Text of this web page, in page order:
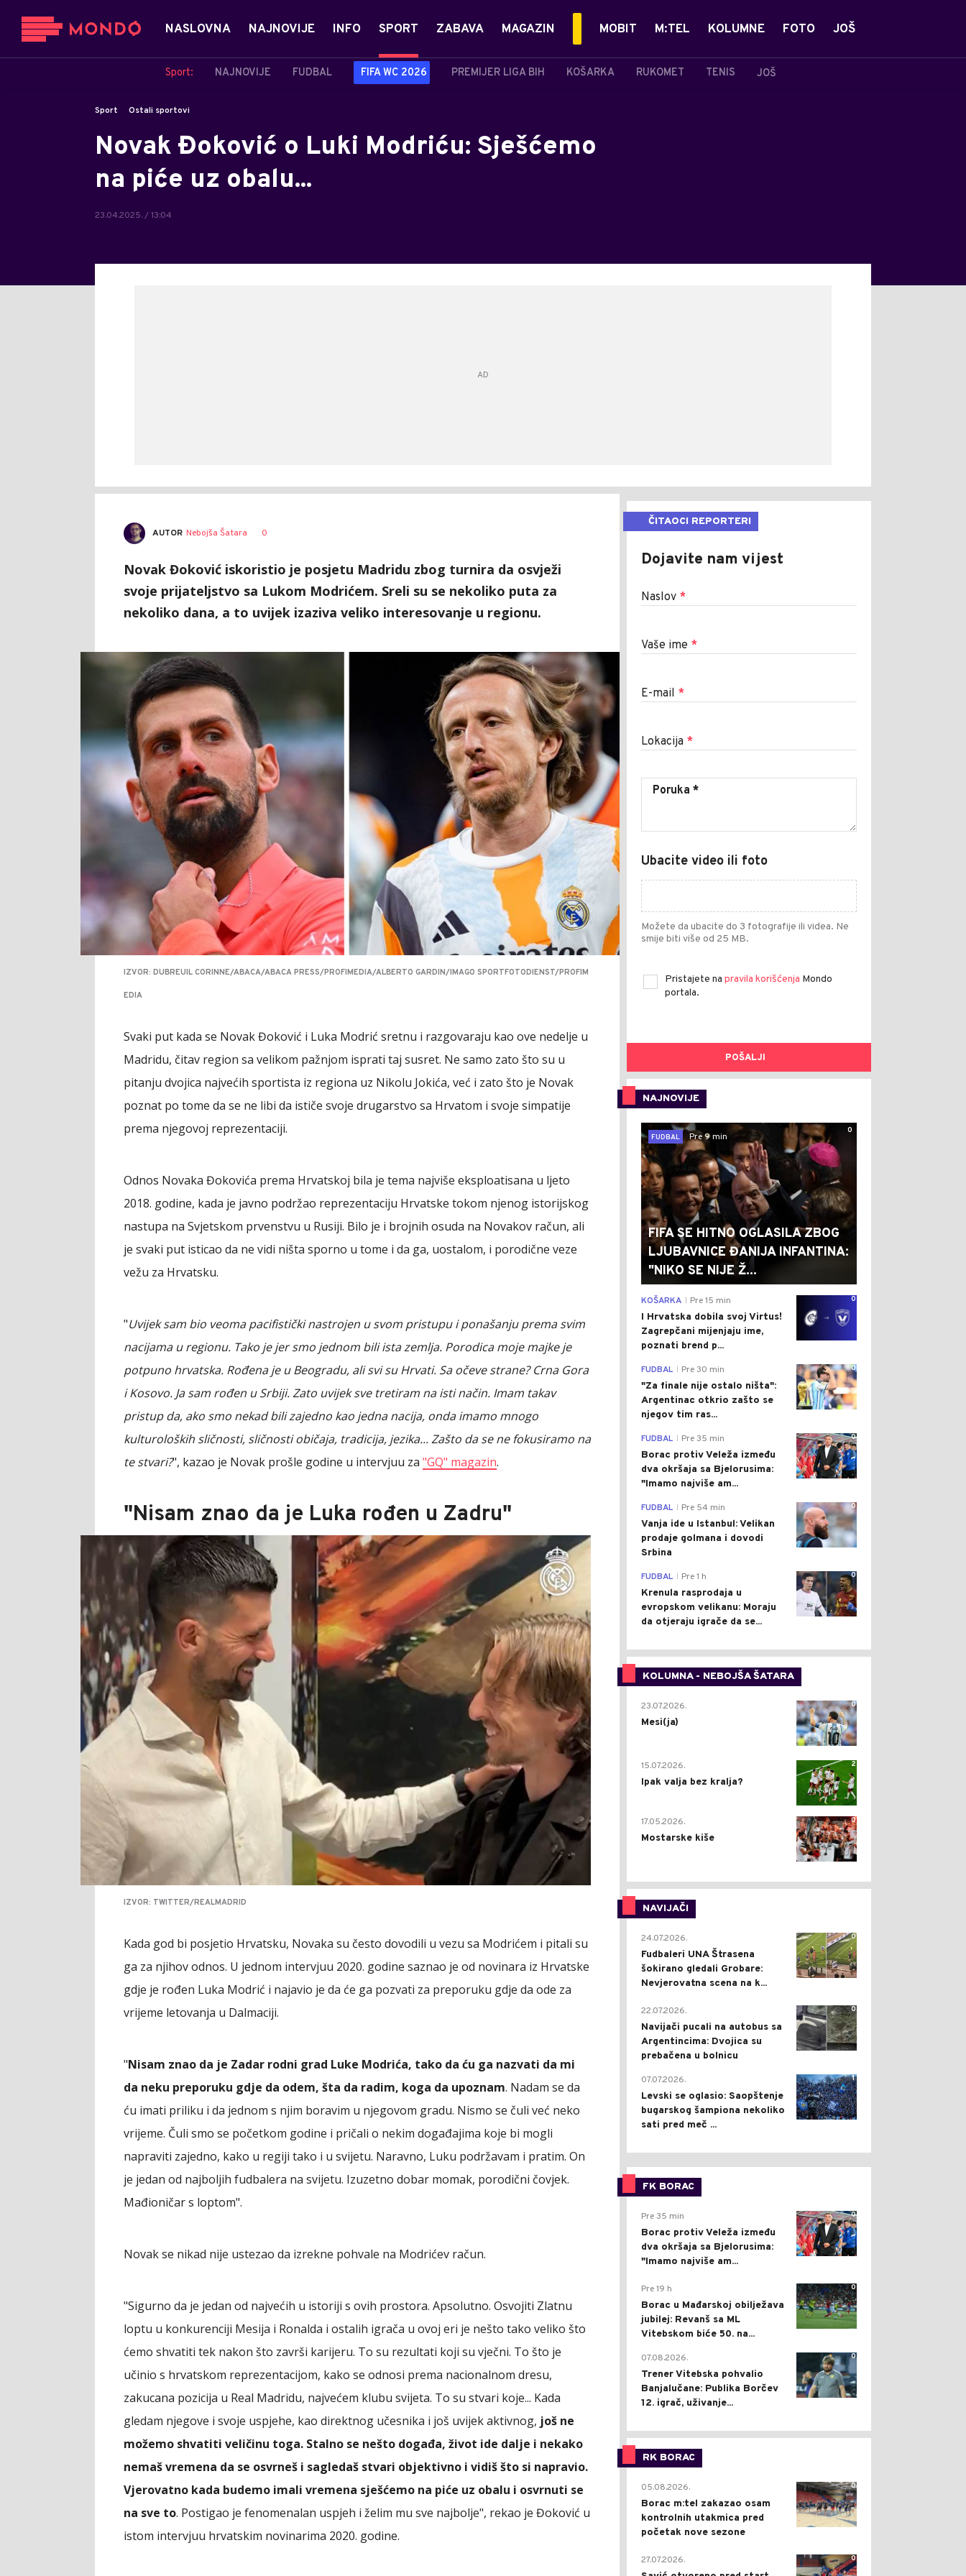
NASLOVNA NAJNOVIJE INFO SPORT
Sport: NAJNOVIJE FUDBAL FIFA WC 2026 PREMIJER LIGA BIH KOŠARKA RUKOMET TENIS JOŠ
ZABAVA MAGAZIN MOBIT M:TEL KOLUMNE FOTO JOŠ
Sport Ostali sportovi
Novak Đoković o Luki Modriću: Sješćemo
na piće uz obalu...
23.04.2025. / 13:04
AUTOR Nebojša Šatara 0
Novak Đoković iskoristio je posjetu Madridu zbog turnira da osvježi
svoje prijateljstvo sa Lukom Modrićem. Sreli su se nekoliko puta za
nekoliko dana, a to uvijek izaziva veliko interesovanje u regionu.
IZVOR: DUBREUIL CORINNE/ABACA/ABACA PRESS/PROFIMEDIA/ALBERTO GARDIN/IMAGO SPORTFOTODIENST/PROFIM
EDIA
Svaki put kada se Novak Đoković i Luka Modrić sretnu i razgovaraju kao ove nedelje u
Madridu, čitav region sa velikom pažnjom isprati taj susret. Ne samo zato što su u
pitanju dvojica najvećih sportista iz regiona uz Nikolu Jokića, već i zato što je Novak
poznat po tome da se ne libi da ističe svoje drugarstvo sa Hrvatom i svoje simpatije
prema njegovoj reprezentaciji.
Odnos Novaka Đokovića prema Hrvatskoj bila je tema najviše eksploatisana u ljeto
2018. godine, kada je javno podržao reprezentaciju Hrvatske tokom njenog istorijskog
nastupa na Svjetskom prvenstvu u Rusiji. Bilo je i brojnih osuda na Novakov račun, ali
je svaki put isticao da ne vidi ništa sporno u tome i da ga, uostalom, i porodične veze
vežu za Hrvatsku.
"Uvijek sam bio veoma pacifistički nastrojen u svom pristupu i ponašanju prema svim
nacijama u regionu. Tako je jer smo jednom bili ista zemlja. Porodica moje majke je
potpuno hrvatska. Rođena je u Beogradu, ali svi su Hrvati. Sa očeve strane? Crna Gora
i Kosovo. Ja sam rođen u Srbiji. Zato uvijek sve tretiram na isti način. Imam takav
pristup da, ako smo nekad bili zajedno kao jedna nacija, onda imamo mnogo
kulturoloških sličnosti, sličnosti običaja, tradicija, jezika... Zašto da se ne fokusiramo na
te stvari?", kazao je Novak prošle godine u intervjuu za "GQ" magazin.
"Nisam znao da je Luka rođen u Zadru"
IZVOR: TWITTER/REALMADRID
Kada god bi posjetio Hrvatsku, Novaka su često dovodili u vezu sa Modrićem i pitali su
ga za njihov odnos. U jednom intervjuu 2020. godine saznao je od novinara iz Hrvatske
gdje je rođen Luka Modrić i najavio je da će ga pozvati za preporuku gdje da ode za
vrijeme letovanja u Dalmaciji.
"Nisam znao da je Zadar rodni grad Luke Modrića, tako da ću ga nazvati da mi
da neku preporuku gdje da odem, šta da radim, koga da upoznam. Nadam se da
ću imati priliku i da jednom s njim boravim u njegovom gradu. Nismo se čuli već neko
vrijeme. Čuli smo se početkom godine i pričali o nekim događajima koje bi mogli
napraviti zajedno, kako u regiji tako i u svijetu. Naravno, Luku podržavam i pratim. On
je jedan od najboljih fudbalera na svijetu. Izuzetno dobar momak, porodični čovjek.
Mađioničar s loptom".
Novak se nikad nije ustezao da izrekne pohvale na Modrićev račun.
"Sigurno da je jedan od najvećih u istoriji s ovih prostora. Apsolutno. Osvojiti Zlatnu
loptu u konkurenciji Mesija i Ronalda i ostalih igrača u ovoj eri je nešto tako veliko što
ćemo shvatiti tek nakon što završi karijeru. To su rezultati koji su vječni. To što je
učinio s hrvatskom reprezentacijom, kako se odnosi prema nacionalnom dresu,
zakucana pozicija u Real Madridu, najvećem klubu svijeta. To su stvari koje... Kada
gledam njegove i svoje uspjehe, kao direktnog učesnika i još uvijek aktivnog, još ne
možemo shvatiti veličinu toga. Stalno se nešto događa, život ide dalje i nekako
nemaš vremena da se osvrneš i sagledaš stvari objektivno i vidiš što si napravio.
Vjerovatno kada budemo imali vremena sješćemo na piće uz obalu i osvrnuti se
na sve to. Postigao je fenomenalan uspjeh i želim mu sve najbolje", rekao je Đoković u
istom intervjuu hrvatskim novinarima 2020. godine.
ČITAOCI REPORTERI
Dojavite nam vijest
Naslov *
Vaše ime *
E-mail *
Lokacija *
Ubacite video ili foto
Možete da ubacite do 3 fotografije ili videa. Ne
smije biti više od 25 MB.
Pristajete na pravila korišćenja Mondo
portala.
POŠALJI
NAJNOVIJE
0
FUDBAL
Pre 9 min
FIFA SE HITNO OGLASILA ZBOG
LJUBAVNICE ĐANIJA INFANTINA:
"NIKO SE NIJE Ž...
0
KOŠARKA Pre 15 min
I Hrvatska dobila svoj Virtus!
Zagrepčani mijenjaju ime,
poznati brend p...
0
FUDBAL Pre 30 min
"Za finale nije ostalo ništa":
Argentinac otkrio zašto se
njegov tim ras...
0
FUDBAL Pre 35 min
Borac protiv Veleža između
dva okršaja sa Bjelorusima:
"Imamo najviše am...
0
FUDBAL Pre 54 min
Vanja ide u Istanbul: Velikan
prodaje golmana i dovodi
Srbina
0
FUDBAL Pre 1 h
Krenula rasprodaja u
evropskom velikanu: Moraju
da otjeraju igrače da se...
KOLUMNA - NEBOJŠA ŠATARA
0
23.07.2026.
Mesi(ja)
2
15.07.2026.
Ipak valja bez kralja?
0
17.05.2026.
Mostarske kiše
NAVIJAČI
0
24.07.2026.
Fudbaleri UNA Štrasena
šokirano gledali Grobare:
Nevjerovatna scena na k...
0
22.07.2026.
Navijači pucali na autobus sa
Argentincima: Dvojica su
prebačena u bolnicu
1
07.07.2026.
Levski se oglasio: Saopštenje
bugarskog šampiona nekoliko
sati pred meč ...
FK BORAC
0
Pre 35 min
Borac protiv Veleža između
dva okršaja sa Bjelorusima:
"Imamo najviše am...
0
Pre 19 h
Borac u Mađarskoj obilježava
jubilej: Revanš sa ML
Vitebskom biće 50. na...
0
07.08.2026.
Trener Vitebska pohvalio
Banjalučane: Publika Borčev
12. igrač, uživanje...
RK BORAC
0
05.08.2026.
Borac m:tel zakazao osam
kontrolnih utakmica pred
početak nove sezone
0
27.07.2026.